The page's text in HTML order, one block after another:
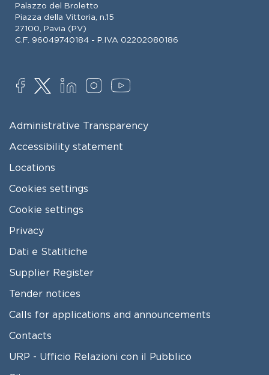
Palazzo del Broletto
Piazza della Vittoria, n.15
27100, Pavia (PV)
C.F. 96049740184 - P.IVA 02202080186
SOCIAL
FOOTER MENU
Administrative Transparency
Accessibility statement
Locations
Cookies settings
Cookie settings
Privacy
Dati e Statitiche
FOOTER 2
Supplier Register
Tender notices
Calls for applications and announcements
Contacts
URP - Ufficio Relazioni con il Pubblico